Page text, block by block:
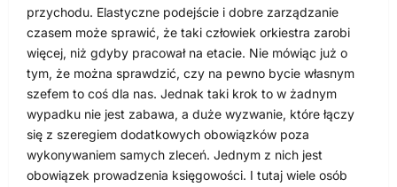
przychodu. Elastyczne podejście i dobre zarządzanie
czasem może sprawić, że taki człowiek orkiestra zarobi
więcej, niż gdyby pracował na etacie. Nie mówiąc już o
tym, że można sprawdzić, czy na pewno bycie własnym
szefem to coś dla nas. Jednak taki krok to w żadnym
wypadku nie jest zabawa, a duże wyzwanie, które łączy
się z szeregiem dodatkowych obowiązków poza
wykonywaniem samych zleceń. Jednym z nich jest
obowiązek prowadzenia księgowości. I tutaj wiele osób